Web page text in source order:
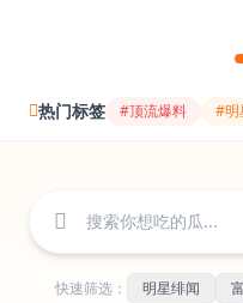
热门标签 #顶流爆料 #明
快速筛选： 明星绯闻